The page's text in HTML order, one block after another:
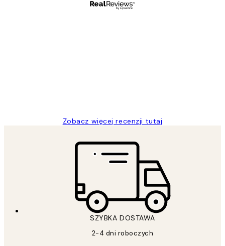
Zobacz więcej recenzji tutaj
SZYBKA DOSTAWA
2-4 dni roboczych